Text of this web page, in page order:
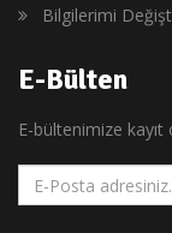
Bilgilerimi
E-Bülten
E-bültenimize